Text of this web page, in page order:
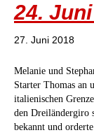
24.
27. Juni 2018
Melanie und
Starter Thomas an
italienischen
den Dreiländergiro
bekannt und